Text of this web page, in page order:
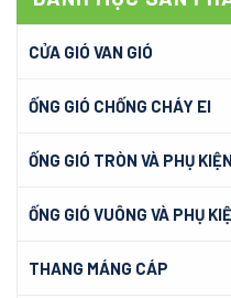
CỬA GIÓ VAN GIÓ
ỐNG GIÓ CHỐNG CHÁY EI
ỐNG GIÓ TRÒN VÀ PHỤ
ỐNG GIÓ VUÔNG VÀ PHỤ
THANG MÁNG CÁP